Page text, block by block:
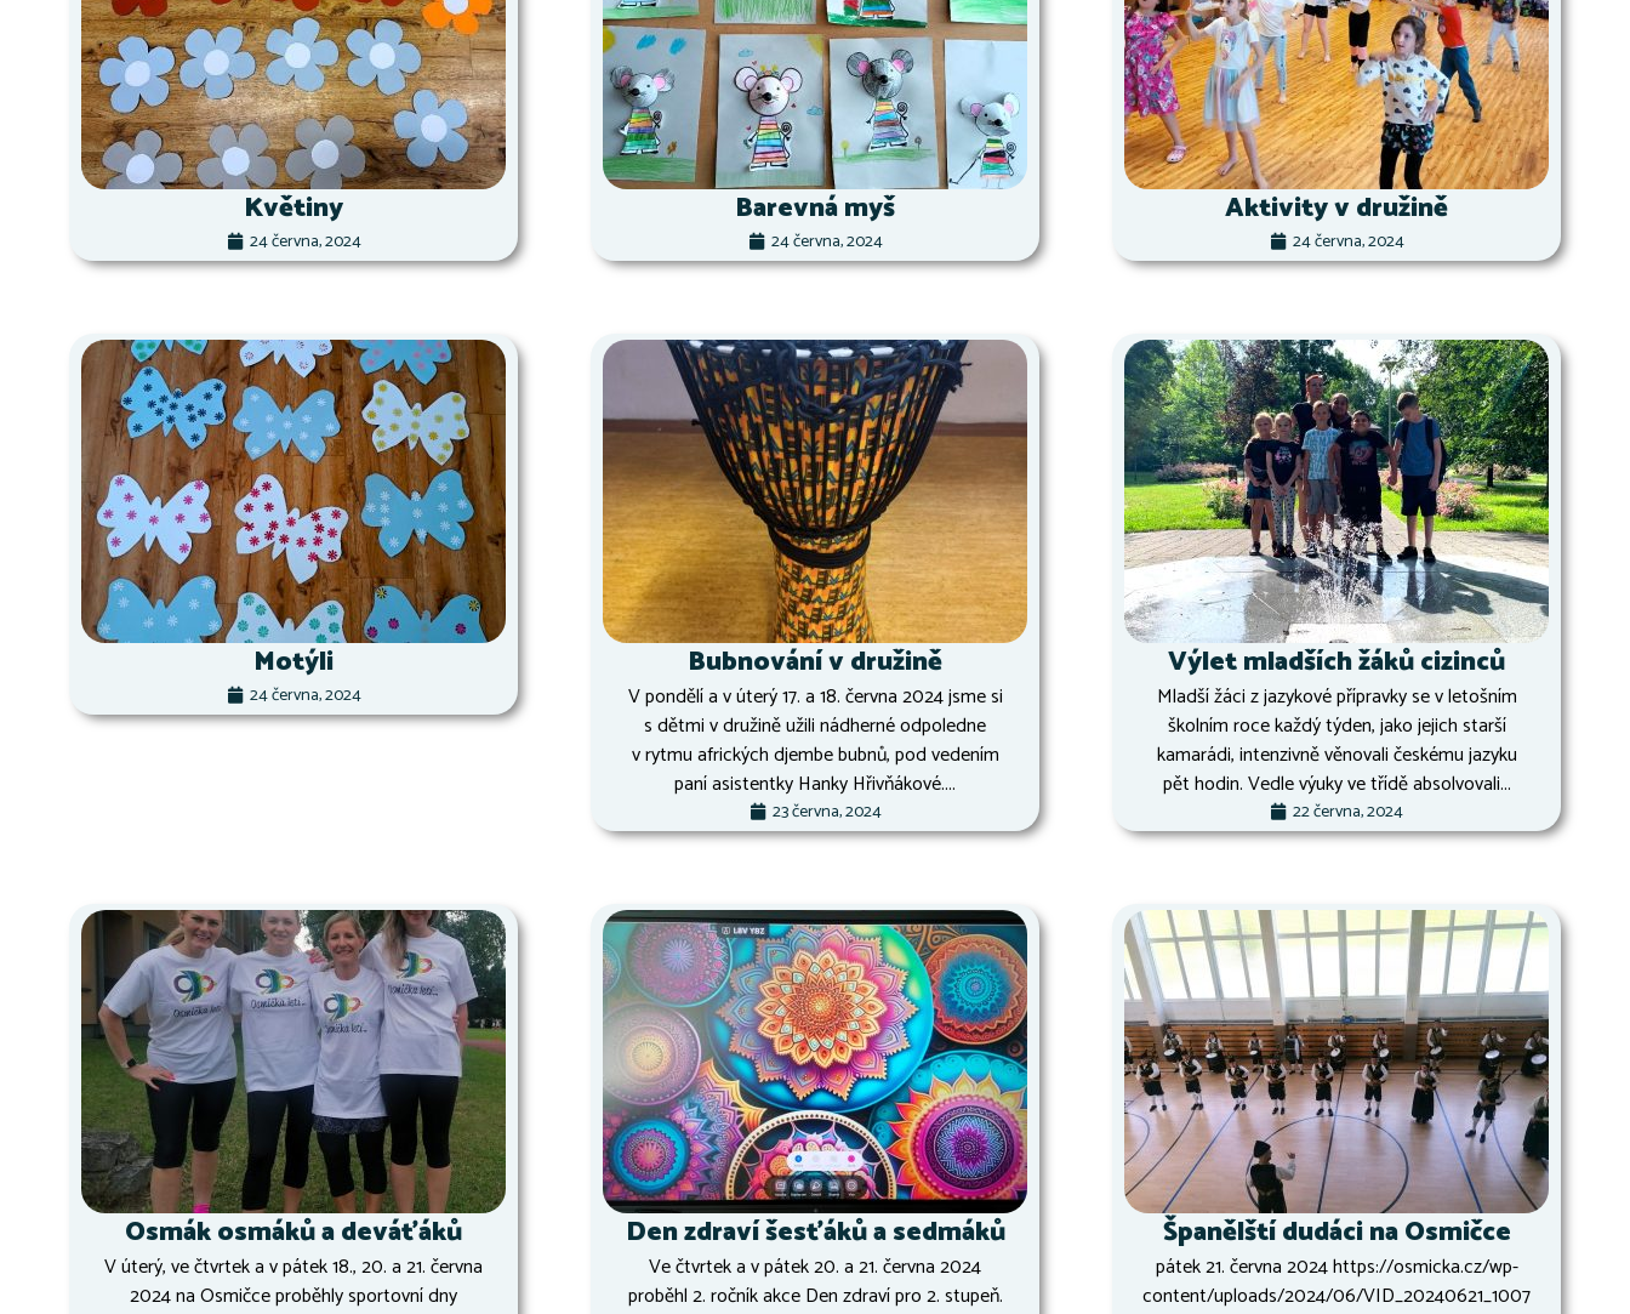
Květiny
24 června, 2024
Barevná myš
24 června, 2024
Aktivity v družině
24 června, 2024
Motýli
24 června, 2024
Bubnování v družině
V pondělí a v úterý 17. a 18. června 2024 jsme si
s dětmi v družině užili nádherné odpoledne
v rytmu afrických djembe bubnů, pod vedením
paní asistentky Hanky Hřivňákové....
23 června, 2024
Výlet mladších žáků cizinců
Mladší žáci z jazykové přípravky se v letošním
školním roce každý týden, jako jejich starší
kamarádi, intenzivně věnovali českému jazyku
pět hodin. Vedle výuky ve třídě absolvovali...
22 června, 2024
Osmák osmáků a deváťáků
V úterý, ve čtvrtek a v pátek 18., 20. a 21. června
2024 na Osmičce proběhly sportovní dny
Den zdraví šesťáků a sedmáků
Ve čtvrtek a v pátek 20. a 21. června 2024
proběhl 2. ročník akce Den zdraví pro 2. stupeň.
Španělští dudáci na Osmičce
pátek 21. června 2024 https://osmicka.cz/wp-
content/uploads/2024/06/VID_20240621_1007